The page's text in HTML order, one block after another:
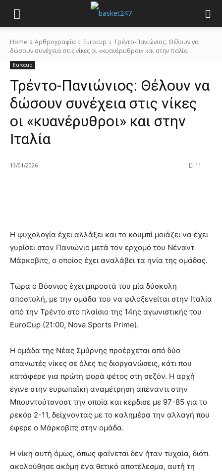
Home Αρθρογραφία Eurocup
Τρέντο-Πανιώνιος: Θέλουν να
δώσουν συνέχεια στις νίκες οι «κυανέρυθροι» και στην Ιταλία
Eurocup
Τρέντο-Πανιώνιος: Θέλουν να
δώσουν συνέχεια στις νίκες
οι «κυανέρυθροι» και στην
Ιταλία
13/01/2026 11
Η ψυχολογία έχει αλλάξει και το κουμπί μοιάζει να έχει
γυρίσει στον Πανιώνιο μετά τον ερχομό του Νέναντ
Μάρκοβιτς, ο οποίος έχει αναλάβει τα ηνία της ομάδας.
Τώρα ο Βόσνιος έχει μπροστά του μία δύσκολη
αποστολή, με την ομάδα του να φιλοξενείται στην Ιταλία
από την Τρέντο στο πλαίσιο της 14ης αγωνιστικής του
EuroCup (21:00, Nova Sports Prime).
Η ομάδα της Νέας Σμύρνης προέρχεται από δύο
απανωτές νίκες σε όλες τις διοργανώσεις, κάτι που
κατάφερε για πρώτη φορά φέτος στη σεζόν. Η αρχή
έγινε στην ευρωπαϊκή αναμέτρηση απέναντι στην
Μπουντούτσνοστ την οποία και κέρδισε με 97-85 για το
ρεκόρ 2-11, δείχνοντας με το καλημέρα την αλλαγή που
έφερε ο Μάρκοβιτς στην ομάδα.
Η νίκη αυτή όμως, όπως φαίνεται δεν ήταν τυχαία, διότι
ακολούθησε ακόμη ένα θετικό αποτέλεσμα, αυτή τη